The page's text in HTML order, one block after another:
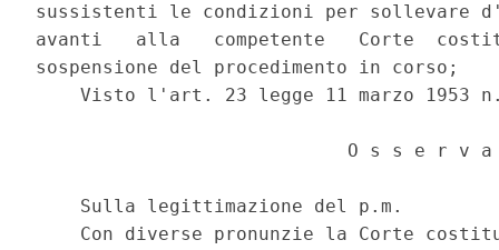
sussistenti le condizioni per sollevare
avanti   alla   competente   Corte
sospensione del procedimento in corso;
Visto l'art. 23 legge 11 marzo 1953
                            O s s e r v a
    Sulla legittimazione del p.m.
Con diverse pronunzie la Corte